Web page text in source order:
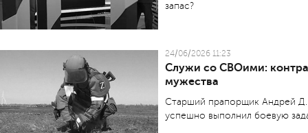
запас?
24/06/2026 11:23
Служи со СВОими:
мужества
Старший прапорщик Андрей Д.
успешно выполнил боевую